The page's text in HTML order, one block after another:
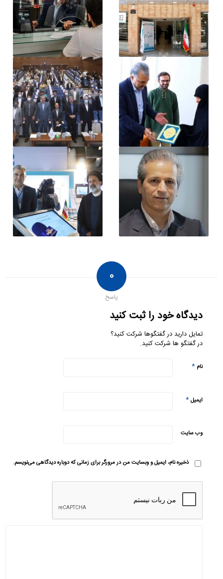
۰
پاسخ
دیدگاه خود را ثبت کنید
تمایل دارید در گفتگوها شرکت کنید؟
در گفتگو ها شرکت کنید.
نام*
ایمیل*
وب‌ سایت
ذخیره نام، ایمیل و وبسایت من در مرورگر برای زمانی که دوباره دیدگاهی می‌نویسم.